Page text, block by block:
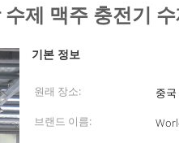
제 맥주 충전기
기본 정보
원래 장소:
중국
브랜드 이름: